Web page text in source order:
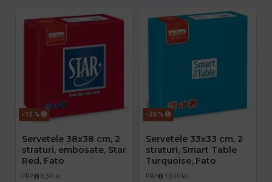
-12 %
Servetele 38x38 cm, 2
straturi, embosate, Star
Red, Fato
PRP 8,34 lei
-20 %
Servetele 33x33 cm, 2
straturi, Smart Table
Turquoise, Fato
PRP 10,40 lei